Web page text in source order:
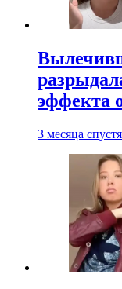
эффекта
3 месяца спустя